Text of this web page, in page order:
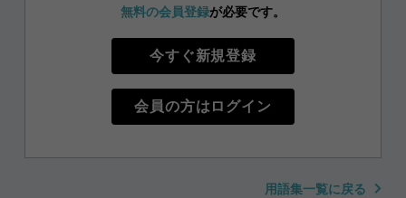
無料の会員登録が必要です。
今すぐ新規登録
会員の方はログイン
用語集一覧に戻る